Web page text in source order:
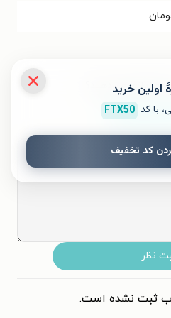
امتیازی می‌دهید؟
نظر
ثبت نشده است.
با کد FTX50
کد تخفیف